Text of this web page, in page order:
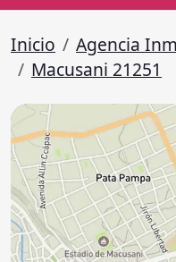
Inicio
Agencia
Macusani 21251